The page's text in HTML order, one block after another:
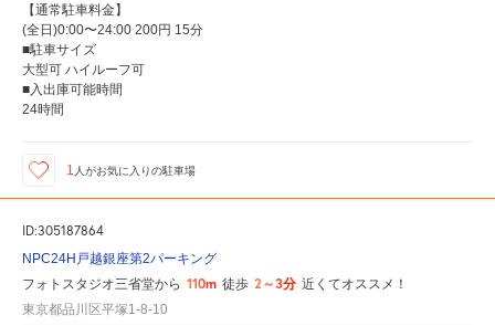
【通常駐車料金】
(全日)0:00〜24:00 200円 15分
■駐車サイズ
大型可 ハイルーフ可
■入出庫可能時間
24時間
1 人がお気に入りの駐車場
ID:305187864
NPC24H戸越銀座第2パーキング
フォトスタジオ三省堂から 110m 徒歩 2～3分 近くてオススメ！
東京都品川区平塚1-8-10